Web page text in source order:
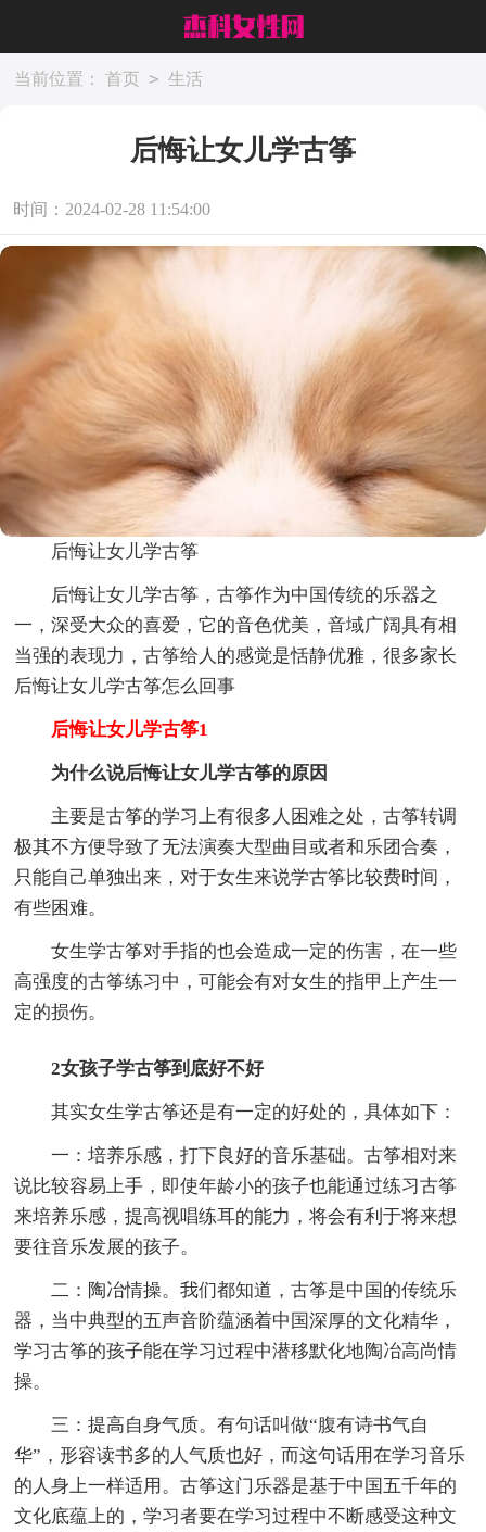
当前位置： 首页 > 生活
后悔让女儿学古筝
时间：2024-02-28 11:54:00
后悔让女儿学古筝
后悔让女儿学古筝，古筝作为中国传统的乐器之
一，深受大众的喜爱，它的音色优美，音域广阔具有相
当强的表现力，古筝给人的感觉是恬静优雅，很多家长
后悔让女儿学古筝怎么回事
后悔让女儿学古筝1
为什么说后悔让女儿学古筝的原因
主要是古筝的学习上有很多人困难之处，古筝转调
极其不方便导致了无法演奏大型曲目或者和乐团合奏，
只能自己单独出来，对于女生来说学古筝比较费时间，
有些困难。
女生学古筝对手指的也会造成一定的伤害，在一些
高强度的古筝练习中，可能会有对女生的指甲上产生一
定的损伤。
2女孩子学古筝到底好不好
其实女生学古筝还是有一定的好处的，具体如下：
一：培养乐感，打下良好的音乐基础。古筝相对来
说比较容易上手，即使年龄小的孩子也能通过练习古筝
来培养乐感，提高视唱练耳的能力，将会有利于将来想
要往音乐发展的孩子。
二：陶冶情操。我们都知道，古筝是中国的传统乐
器，当中典型的五声音阶蕴涵着中国深厚的文化精华，
学习古筝的孩子能在学习过程中潜移默化地陶冶高尚情
操。
三：提高自身气质。有句话叫做“腹有诗书气自
华”，形容读书多的人气质也好，而这句话用在学习音乐
的人身上一样适用。古筝这门乐器是基于中国五千年的
文化底蕴上的，学习者要在学习过程中不断感受这种文